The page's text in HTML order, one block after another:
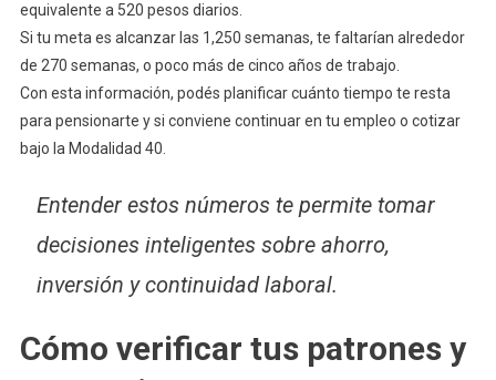
equivalente a 520 pesos diarios.
Si tu meta es alcanzar las 1,250 semanas, te faltarían alrededor
de 270 semanas, o poco más de cinco años de trabajo.
Con esta información, podés planificar cuánto tiempo te resta
para pensionarte y si conviene continuar en tu empleo o cotizar
bajo la Modalidad 40.
Entender estos números te permite tomar
decisiones inteligentes sobre ahorro,
inversión y continuidad laboral.
Cómo verificar tus patrones y